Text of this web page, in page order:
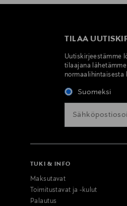
TILAA
Uutiskirjeestämme
tilaajana
normaalihintaisesta
Suomeksi
TUKI & INFO
Maksutavat
Toimitustavat ja -kulut
Palautus